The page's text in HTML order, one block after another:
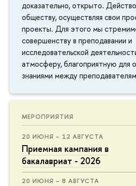
доказательно, открыто.
обществу, осуществляя свои
проекты. Для этого мы
совершенству в преподавании и
исследовательской
атмосферу, благоприятную для
знаниями между
МЕРОПРИЯТИЯ
20 ИЮНЯ – 12 АВГУСТА
Приемная кампания в
бакалавриат - 2026
20 ИЮНЯ – 8 АВГУСТА